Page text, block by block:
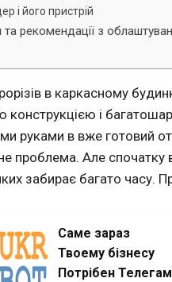
і його пристрій
рекомендації з
в каркасному
конструкцією і
руками в вже готовий
проблема. Але спочатку
забирає багато часу.
Саме зараз
Твоему бізнесу
Потрібен